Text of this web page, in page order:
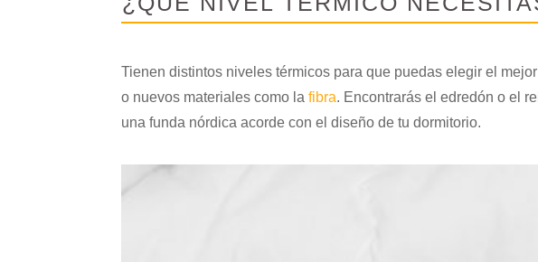
Tienen distintos niveles térmicos para que puedas elegir el
o nuevos materiales como lafibra. Encontrarás el edredón o el
una funda nórdica acorde con el diseño de tu dormitorio.